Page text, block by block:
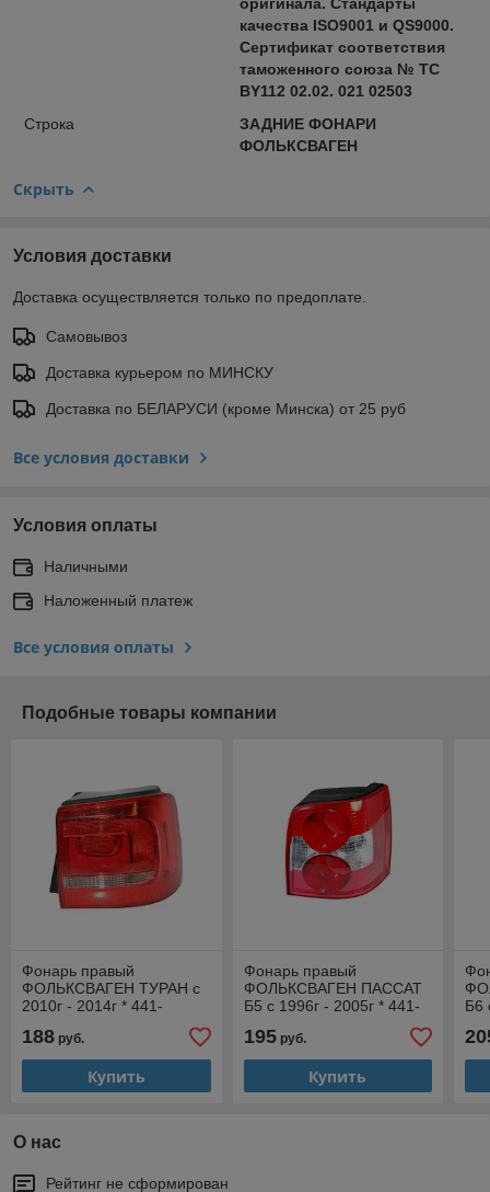
качества ISO9001 и QS9000.
Сертификат соответствия
таможенного союза № ТС
BY112 02.02. 021 02503
Строка
ЗАДНИЕ ФОНАРИ
ФОЛЬКСВАГЕН
Скрыть
Условия доставки
Доставка осуществляется только по предоплате.
Самовывоз
Доставка курьером по МИНСКУ
Доставка по БЕЛАРУСИ (кроме Минска) от 25 руб
Все условия доставки
Условия оплаты
Наличными
Наложенный платеж
Все условия оплаты
Подобные товары компании
Фонарь правый
ФОЛЬКСВАГЕН ТУРАН с
2010г - 2014г * 441-
188 руб.
Купить
Фонарь правый
ФОЛЬКСВАГЕН ПАССАТ
Б5 с 1996г - 2005г * 441-
195руб.
Купить
Б6
О нас
Рейтинг не сформирован